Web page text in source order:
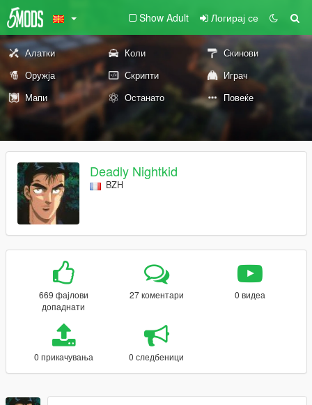
Show Adult Логирај се
Алатки Коли
Скинови
Оружја
Скрипти
Играч
Мапи
Останато Повеќе
Deadly Nightkid
BZH
669 фајлови
допаднати
27 коментари 0 видеа
0 прикачувања 0 следбеници